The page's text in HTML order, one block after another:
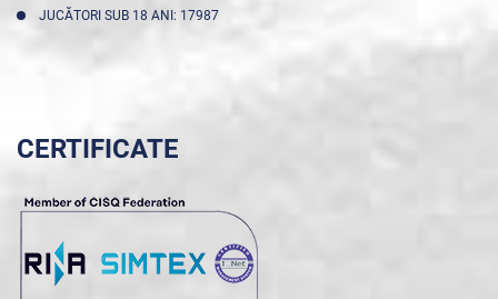
JUCĂTORI SUB 18 ANI: 17987
CERTIFICATE